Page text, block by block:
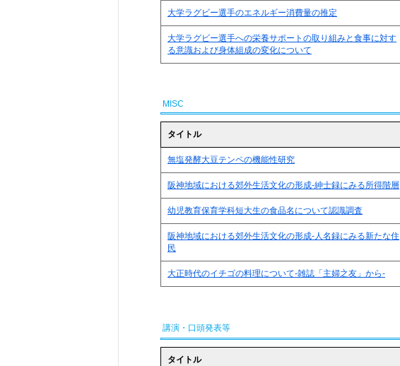
大学ラグビー選手のエネルギー消費量の推定
大学ラグビー選手への栄養サポートの取り組みと食事に対す
る意識および身体組成の変化について
MISC
タイトル
無塩発酵大豆テンペの機能性研究
阪神地域における郊外生活文化の形成‐紳士録にみる所得階層
幼児教育保育学科短大生の食品名について認識調査
阪神地域における郊外生活文化の形成‐人名録にみる新たな住
民
大正時代のイチゴの料理について‐雑誌「主婦之友」から‐
講演・口頭発表等
タイトル